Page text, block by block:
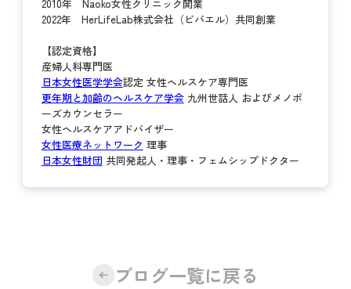
2010年 Naoko女性クリニック開業
2022年 HerLifeLab株式会社（ビバエル）共同創業
【認定資格】
産婦人科専門医
日本女性医学学会認定 女性ヘルスケア専門医
更年期と加齢のヘルスケア学会九州世話人 およびメノポ
ーズカウンセラー
女性ヘルスケアアドバイザー
女性医療ネットワーク 理事
日本女性財団 共同発起人・理事・フェムシップドクター
ブログ一覧に戻る